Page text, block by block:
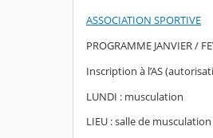
ASSOCIATION SPORTIVE
PROGRAMME JANVIER /
Inscription à l’AS
LUNDI : musculation
LIEU : salle de